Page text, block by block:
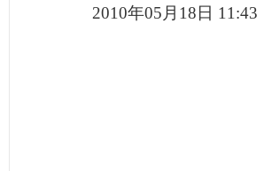
2010年05月18日